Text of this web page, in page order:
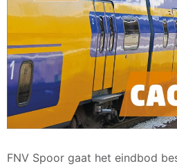
FNV Spoor gaat het eindbod